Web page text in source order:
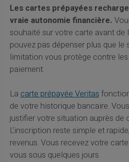
Les cartes prépayées
vraie autonomie financière.
souhaité sur votre carte avant de
pouvez pas dépenser plus que le
limitation vous protège contre
paiement.
Lacarte prépayée Veritas
de votre historique bancaire.
justifier votre situation auprès de
L'inscription reste simple et
revenus. Vous recevez votre
vous sous quelques jours.